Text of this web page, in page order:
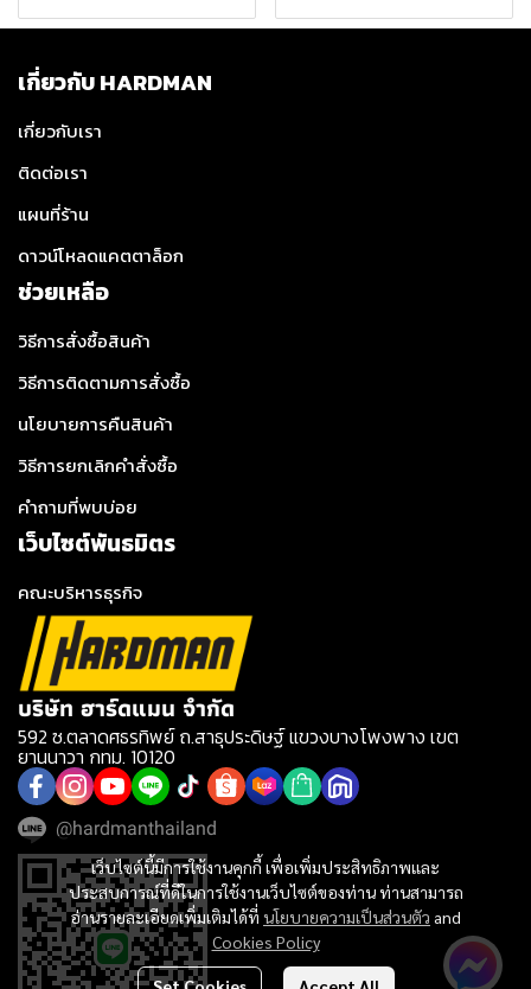
เว็บไซต์นี้มีการใช้งานคุกกี้ เพื่อเพิ่มประสิทธิภาพและ
ประสบการณ์ที่ดีในการใช้งานเว็บไซต์ของท่าน ท่านสามารถ
อ่านรายละเอียดเพิ่มเติมได้ที่ นโยบายความเป็นส่วนตัว and
Cookies Policy
เกี่ยวกับ HARDMAN
เกี่ยวกับเรา
ติดต่อเรา
แผนที่ร้าน
ดาวน์โหลดแคตตาล็อก
ช่วยเหลือ
วิธีการสั่งซื้อสินค้า
วิธีการติดตามการสั่งซื้อ
นโยบายการคืนสินค้า
วิธีการยกเลิกคำสั่งซื้อ
คำถามที่พบบ่อย
เว็บไซต์พันธมิตร
คณะบริหารธุรกิจ
บริษัท ฮาร์ดแมน จำกัด
592 ซ.ตลาดศธรทิพย์ ถ.สาธุประดิษฐ์ แขวงบางโพงพาง เขต
ยานนาวา กทม. 10120
@hardmanthailand